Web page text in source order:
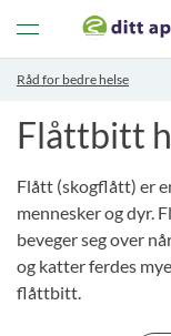
Veksle
Råd for bedre helse
Flåttbitt
Flått (skogflått) er
mennesker og dyr.
beveger seg over
og katter ferdes
flåttbitt.